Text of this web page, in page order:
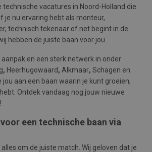
technische vacatures in Noord-Holland die
je nu ervaring hebt als monteur,
technisch tekenaar of net begint in de
hebben de juiste baan voor jou.
en een sterk netwerk in onder
, Heerhugowaard, Alkmaar, Schagen en
jou aan een baan waarin je kunt groeien,
Ontdek vandaag nog jouw nieuwe
een technische baan via
om de juiste match. Wij geloven dat je